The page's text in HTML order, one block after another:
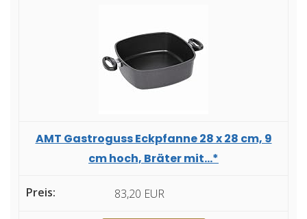
AMT Gastroguss Eckpfanne 28 x 28 cm, 9
cm hoch, Bräter mit...*
83,20 EUR